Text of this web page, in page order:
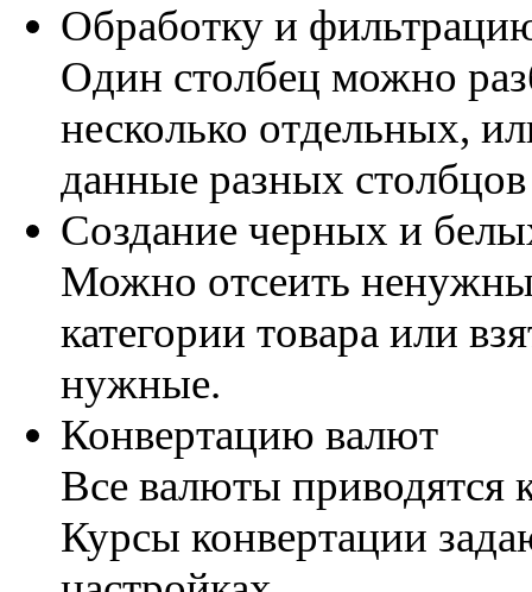
Обработку и
Один столбец можно
несколько отдельных,
данные разных
Создание черных и
Можно отсеить
категории товара или
нужные.
Конвертацию валют
Все валюты приводятся
Курсы конвертации